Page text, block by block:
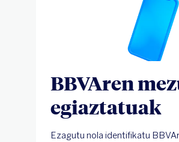
BBVAren
egiaztatuak
Ezagutu nola identifikatu